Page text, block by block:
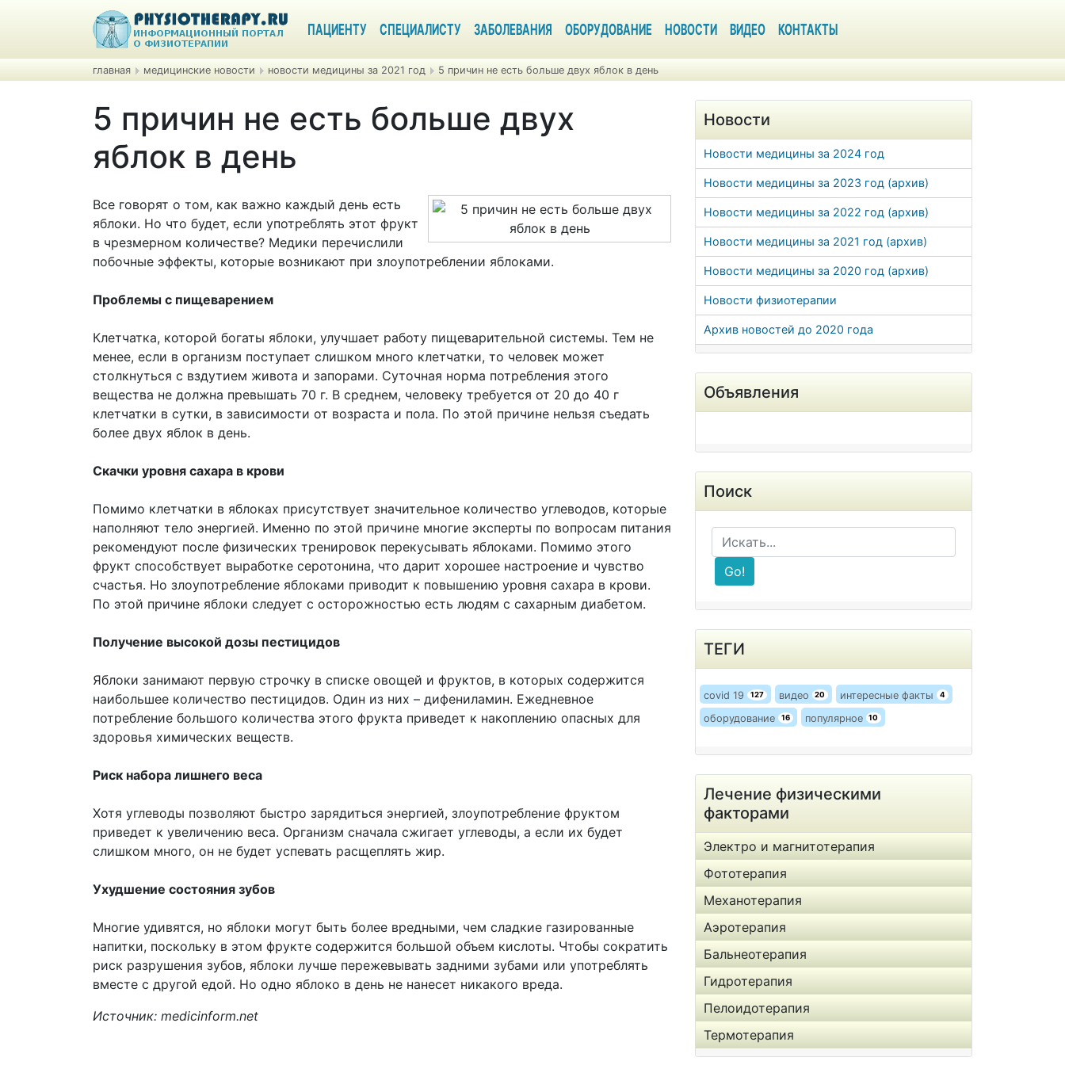
ПАЦИЕНТУ СПЕЦИАЛИСТУ ЗАБОЛЕВАНИЯ ОБОРУДОВАНИЕ НОВОСТИ ВИДЕО КОНТАКТЫ
главная медицинские новости новости медицины за 2021 год 5 причин не есть больше двух яблок в день
5 причин не есть больше двух
яблок в день
Все говорят о том, как важно каждый день есть
яблоки. Но что будет, если употреблять этот фрукт
в чрезмерном количестве? Медики перечислили
побочные эффекты, которые возникают при злоупотреблении яблоками.
Проблемы с пищеварением
Клетчатка, которой богаты яблоки, улучшает работу пищеварительной системы. Тем не
менее, если в организм поступает слишком много клетчатки, то человек может
столкнуться с вздутием живота и запорами. Суточная норма потребления этого
вещества не должна превышать 70 г. В среднем, человеку требуется от 20 до 40 г
клетчатки в сутки, в зависимости от возраста и пола. По этой причине нельзя съедать
более двух яблок в день.
Скачки уровня сахара в крови
Помимо клетчатки в яблоках присутствует значительное количество углеводов, которые
наполняют тело энергией. Именно по этой причине многие эксперты по вопросам питания
рекомендуют после физических тренировок перекусывать яблоками. Помимо этого
фрукт способствует выработке серотонина, что дарит хорошее настроение и чувство
счастья. Но злоупотребление яблоками приводит к повышению уровня сахара в крови.
По этой причине яблоки следует с осторожностью есть людям с сахарным диабетом.
Получение высокой дозы пестицидов
Яблоки занимают первую строчку в списке овощей и фруктов, в которых содержится
наибольшее количество пестицидов. Один из них – дифениламин. Ежедневное
потребление большого количества этого фрукта приведет к накоплению опасных для
здоровья химических веществ.
Риск набора лишнего веса
Хотя углеводы позволяют быстро зарядиться энергией, злоупотребление фруктом
приведет к увеличению веса. Организм сначала сжигает углеводы, а если их будет
слишком много, он не будет успевать расщеплять жир.
Ухудшение состояния зубов
Многие удивятся, но яблоки могут быть более вредными, чем сладкие газированные
напитки, поскольку в этом фрукте содержится большой объем кислоты. Чтобы сократить
риск разрушения зубов, яблоки лучше пережевывать задними зубами или употреблять
вместе с другой едой. Но одно яблоко в день не нанесет никакого вреда.
Источник: medicinform.net
Новости
Новости медицины за 2024 год
Новости медицины за 2023 год (архив)
Новости медицины за 2022 год (архив)
Новости медицины за 2021 год (архив)
Новости медицины за 2020 год (архив)
Новости физиотерапии
Архив новостей до 2020 года
Объявления
Поиск
Go!
ТЕГИ
covid 19 127 видео 20 интересные факты 4
оборудование 16 популярное 10
Лечение физическими
факторами
Электро и магнитотерапия
Фототерапия
Механотерапия
Аэротерапия
Бальнеотерапия
Гидротерапия
Пелоидотерапия
Термотерапия